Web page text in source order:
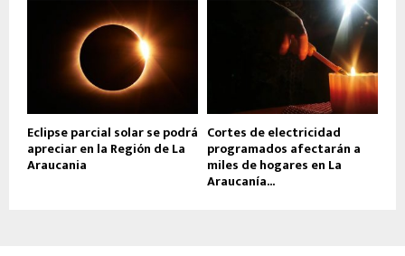
Eclipse parcial solar se podrá
apreciar en la Región de La
Araucania
Cortes de electricidad
programados afectarán a
miles de hogares en La
Araucanía...